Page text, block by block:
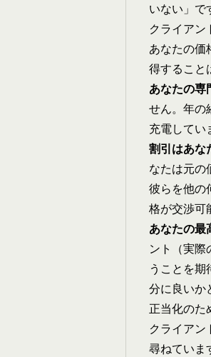
いない」で
クライアン
あなたの価
得すること
あなたの専
せん。年の
充電してい
割引はあな
なたは元の
彼らを他の
格が交渉可
あなたの最
ント（実
うことを
分に良いか
正当化のた
クライアン
尋ねていま